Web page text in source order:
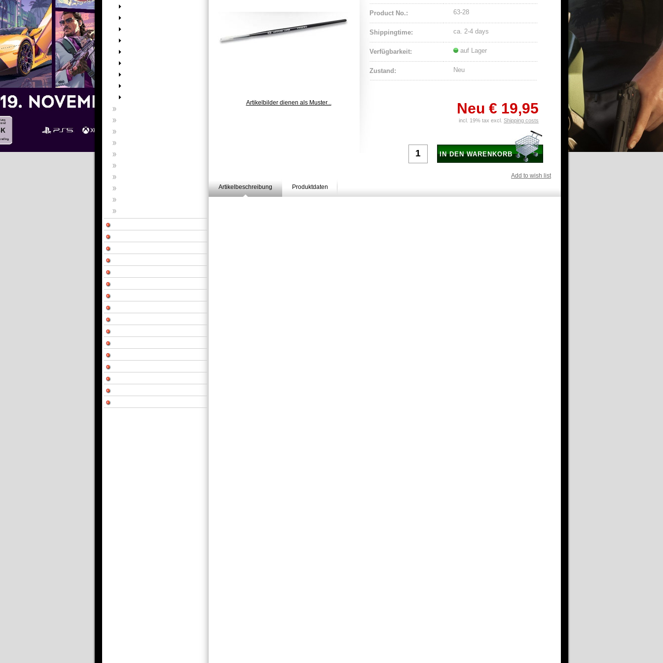
Artikelbilder dienen als Muster...
Product No.: 63-28
Shippingtime: ca. 2-4 days
Verfügbarkeit: auf Lager
Zustand: Neu
Neu € 19,95
incl. 19% tax excl. Shipping costs
IN DEN WARENKORB
Add to wish list
Artikelbeschreibung
Produktdaten